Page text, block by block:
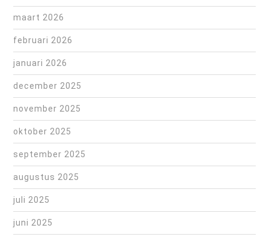
maart 2026
februari 2026
januari 2026
december 2025
november 2025
oktober 2025
september 2025
augustus 2025
juli 2025
juni 2025